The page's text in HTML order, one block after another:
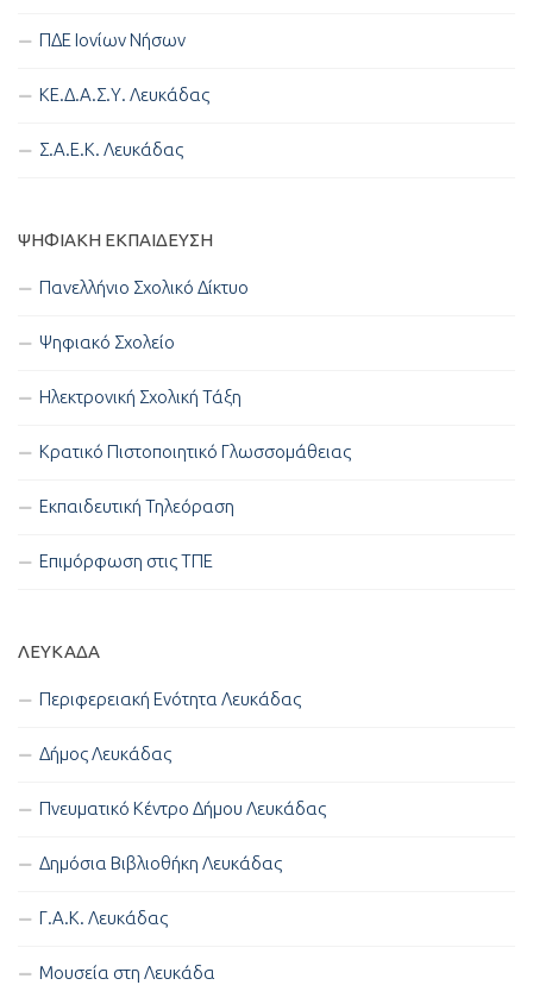
ΠΔΕ Ιονίων Νήσων
ΚΕ.Δ.Α.Σ.Υ. Λευκάδας
Σ.Α.Ε.Κ. Λευκάδας
ΨΗΦΙΑΚΉ ΕΚΠΑΊΔΕΥΣΗ
Πανελλήνιο Σχολικό Δίκτυο
Ψηφιακό Σχολείο
Ηλεκτρονική Σχολική Τάξη
Κρατικό Πιστοποιητικό Γλωσσομάθειας
Εκπαιδευτική Τηλεόραση
Επιμόρφωση στις ΤΠΕ
ΛΕΥΚΑΔΑ
Περιφερειακή Ενότητα Λευκάδας
Δήμος Λευκάδας
Πνευματικό Κέντρο Δήμου Λευκάδας
Δημόσια Βιβλιοθήκη Λευκάδας
Γ.Α.Κ. Λευκάδας
Μουσεία στη Λευκάδα